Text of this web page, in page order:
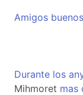
Amigos buenos
Durante los
Mihmoret mas